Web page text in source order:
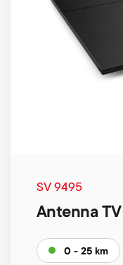
SV 9495
Antenna
0 - 25 km